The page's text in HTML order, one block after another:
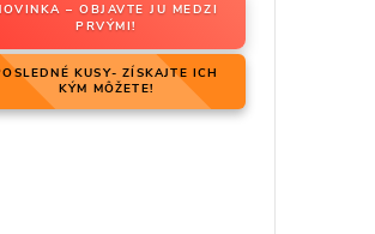
– OBJAVTE JU MEDZI
PRVÝMI!
KUSY- ZÍSKAJTE ICH
KÝM MÔŽETE!